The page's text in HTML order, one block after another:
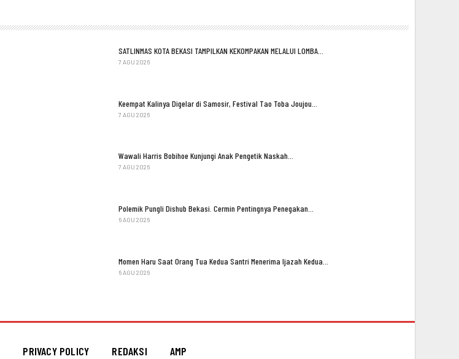
SATLINMAS KOTA BEKASI TAMPILKAN KEKOMPAKAN MELALUI LOMBA…
7 AGU 2026
Keempat Kalinya Digelar di Samosir, Festival Tao Toba Joujou…
7 AGU 2026
Wawali Harris Bobihoe Kunjungi Anak Pengetik Naskah…
7 AGU 2026
Polemik Pungli Dishub Bekasi. Cermin Pentingnya Penegakan…
6 AGU 2026
Momen Haru Saat Orang Tua Kedua Santri Menerima Ijazah Kedua…
6 AGU 2026
PRIVACY POLICY REDAKSI AMP